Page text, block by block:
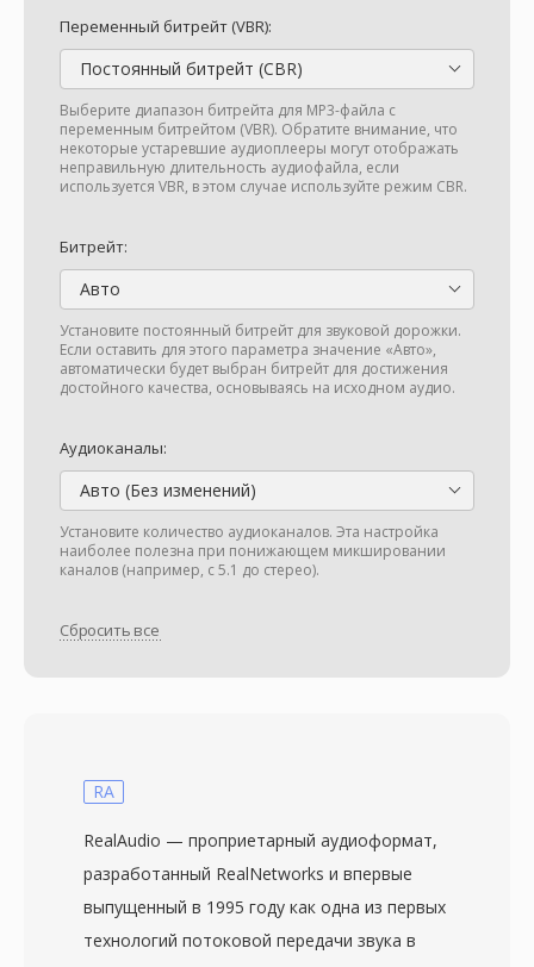
Переменный битрейт (VBR):
Постоянный битрейт (CBR)
Выберите диапазон битрейта для MP3-файла с
переменным битрейтом (VBR). Обратите внимание, что
некоторые устаревшие аудиоплееры могут отображать
неправильную длительность аудиофайла, если
используется VBR, в этом случае используйте режим CBR.
Битрейт:
Авто
Установите постоянный битрейт для звуковой дорожки.
Если оставить для этого параметра значение «Авто»,
автоматически будет выбран битрейт для достижения
достойного качества, основываясь на исходном аудио.
Аудиоканалы:
Авто (Без изменений)
Установите количество аудиоканалов. Эта настройка
наиболее полезна при понижающем микшировании
каналов (например, с 5.1 до стерео).
Сбросить все
RA
RealAudio — проприетарный аудиоформат,
разработанный RealNetworks и впервые
выпущенный в 1995 году как одна из первых
технологий потоковой передачи звука в